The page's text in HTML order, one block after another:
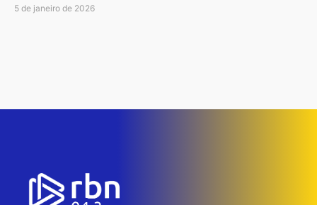
5 de janeiro de 2026